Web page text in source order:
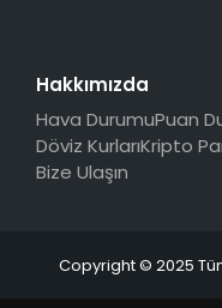
Hakkımızda
Hava DurumuPuan
Döviz KurlarıKripto
Bize Ulaşın
Copyright © 2025